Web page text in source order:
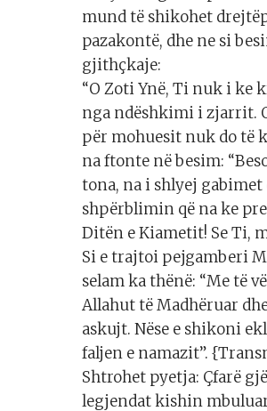
mund të shikohet
pazakontë, dhe ne si
gjithçkaje:
“O Zoti Ynë, Ti nuk i ke
nga ndëshkimi i zjarrit.
për mohuesit nuk do të
na ftonte në besim:
tona, na i shlyej gabimet
shpërblimin që na ke
Ditën e Kiametit! Se Ti,
Si e trajtoi pejgamberi
selam ka thënë: “Me të
Allahut të Madhëruar
askujt. Nëse e shikoni
faljen e namazit”.
Shtrohet pyetja: Çfarë
legjendat kishin